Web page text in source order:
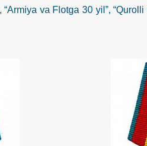
va Flotga 30 yil”,